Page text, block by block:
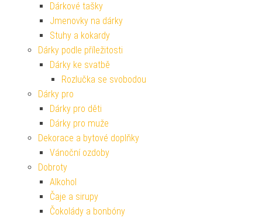
Dárkové tašky
Jmenovky na dárky
Stuhy a kokardy
Dárky podle příležitosti
Dárky ke svatbě
Rozlučka se svobodou
Dárky pro
Dárky pro děti
Dárky pro muže
Dekorace a bytové doplňky
Vánoční ozdoby
Dobroty
Alkohol
Čaje a sirupy
Čokolády a bonbóny